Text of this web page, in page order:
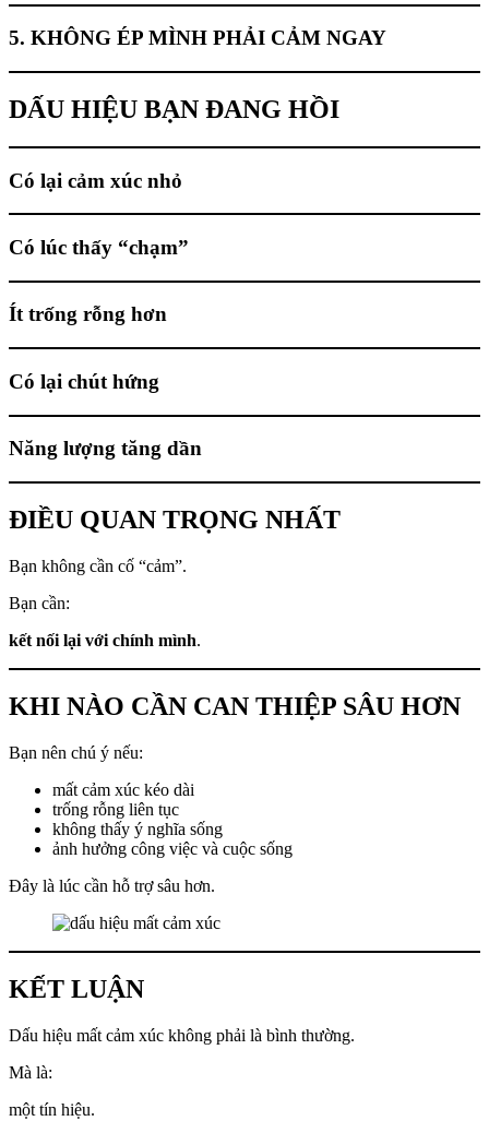
5. KHÔNG ÉP MÌNH PHẢI CẢM NGAY
DẤU HIỆU BẠN ĐANG HỒI
Có lại cảm xúc nhỏ
Có lúc thấy “chạm”
Ít trống rỗng hơn
Có lại chút hứng
Năng lượng tăng dần
ĐIỀU QUAN TRỌNG NHẤT
Bạn không cần cố “cảm”.
Bạn cần:
kết nối lại với chính mình.
KHI NÀO CẦN CAN THIỆP SÂU HƠN
Bạn nên chú ý nếu:
mất cảm xúc kéo dài
trống rỗng liên tục
không thấy ý nghĩa sống
ảnh hưởng công việc và cuộc sống
Đây là lúc cần hỗ trợ sâu hơn.
KẾT LUẬN
Dấu hiệu mất cảm xúc không phải là bình thường.
Mà là:
một tín hiệu.